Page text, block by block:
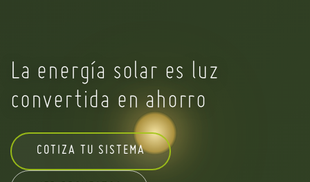
La energía solar es luz
convertida en ahorro
COTIZA TU SISTEMA